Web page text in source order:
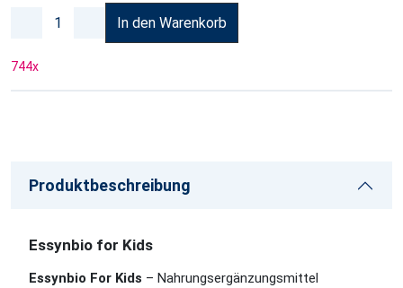
In den Warenkorb
744x
Produktbeschreibung
Essynbio for Kids
Essynbio For Kids – Nahrungsergänzungsmittel